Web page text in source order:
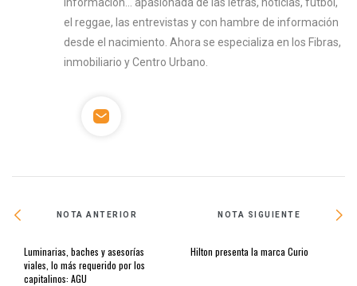
el reggae, las entrevistas y con hambre de información
desde el nacimiento. Ahora se especializa en los Fibras,
inmobiliario y Centro Urbano.
NOTA ANTERIOR
Luminarias, baches y asesorías
viales, lo más requerido por los
capitalinos: AGU
NOTA SIGUIENTE
Hilton presenta la marca Curio